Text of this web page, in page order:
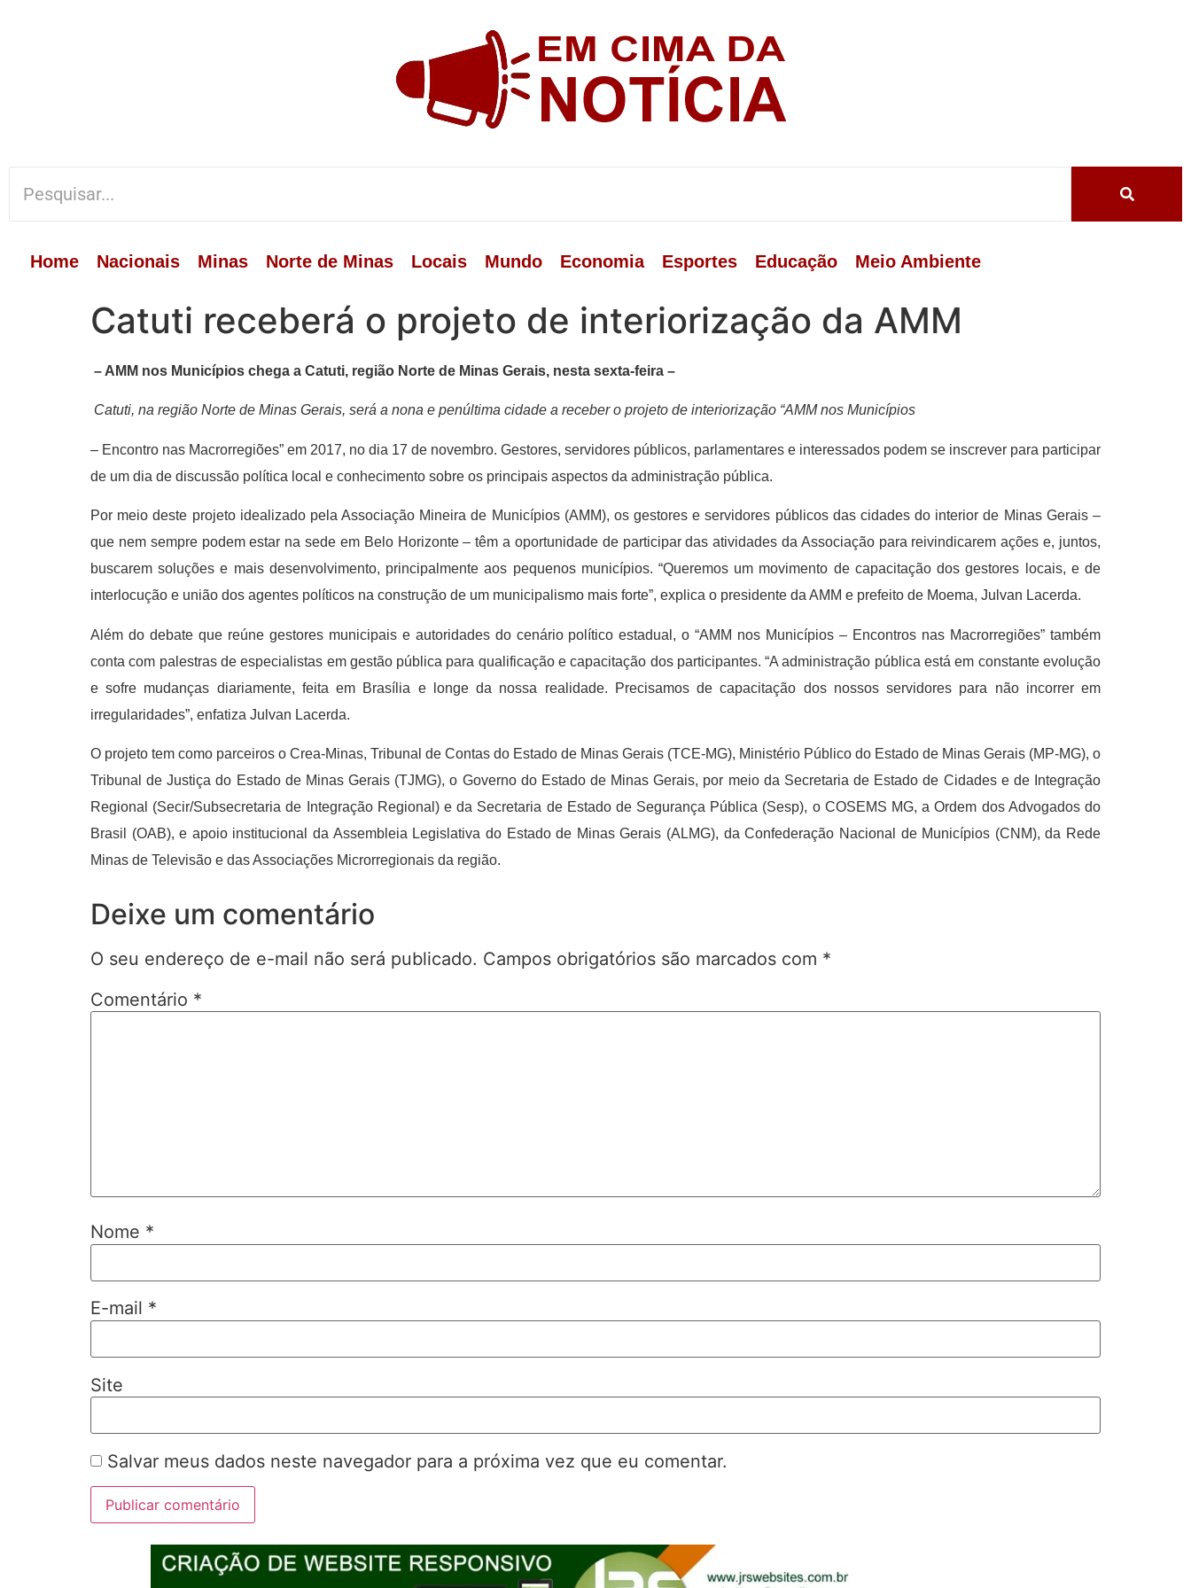
Home Nacionais Minas Norte de Minas Locais Mundo Economia Esportes Educação Meio Ambiente
Catuti receberá o projeto de interiorização da AMM
– AMM nos Municípios chega a Catuti, região Norte de Minas Gerais, nesta sexta-feira –
Catuti, na região Norte de Minas Gerais, será a nona e penúltima cidade a receber o projeto de interiorização “AMM nos Municípios
– Encontro nas Macrorregiões” em 2017, no dia 17 de novembro. Gestores, servidores públicos, parlamentares e interessados podem se inscrever para participar
de um dia de discussão política local e conhecimento sobre os principais aspectos da administração pública.
Por meio deste projeto idealizado pela Associação Mineira de Municípios (AMM), os gestores e servidores públicos das cidades do interior de Minas Gerais –
que nem sempre podem estar na sede em Belo Horizonte – têm a oportunidade de participar das atividades da Associação para reivindicarem ações e, juntos,
buscarem soluções e mais desenvolvimento, principalmente aos pequenos municípios. “Queremos um movimento de capacitação dos gestores locais, e de
interlocução e união dos agentes políticos na construção de um municipalismo mais forte”, explica o presidente da AMM e prefeito de Moema, Julvan Lacerda.
Além do debate que reúne gestores municipais e autoridades do cenário político estadual, o “AMM nos Municípios – Encontros nas Macrorregiões” também
conta com palestras de especialistas em gestão pública para qualificação e capacitação dos participantes. “A administração pública está em constante evolução
e sofre mudanças diariamente, feita em Brasília e longe da nossa realidade. Precisamos de capacitação dos nossos servidores para não incorrer em
irregularidades”, enfatiza Julvan Lacerda.
O projeto tem como parceiros o Crea-Minas, Tribunal de Contas do Estado de Minas Gerais (TCE-MG), Ministério Público do Estado de Minas Gerais (MP-MG), o
Tribunal de Justiça do Estado de Minas Gerais (TJMG), o Governo do Estado de Minas Gerais, por meio da Secretaria de Estado de Cidades e de Integração
Regional (Secir/Subsecretaria de Integração Regional) e da Secretaria de Estado de Segurança Pública (Sesp), o COSEMS MG, a Ordem dos Advogados do
Brasil (OAB), e apoio institucional da Assembleia Legislativa do Estado de Minas Gerais (ALMG), da Confederação Nacional de Municípios (CNM), da Rede
Minas de Televisão e das Associações Microrregionais da região.
Deixe um comentário
O seu endereço de e-mail não será publicado. Campos obrigatórios são marcados com *
Comentário *
Nome *
E-mail *
Site
Salvar meus dados neste navegador para a próxima vez que eu comentar.